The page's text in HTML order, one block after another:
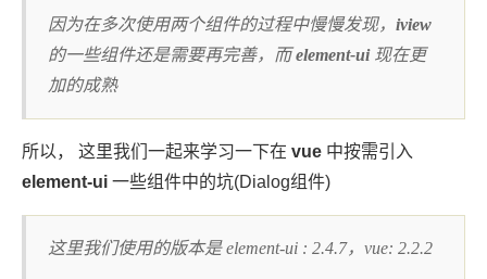
因为在多次使用两个组件的过程中慢慢发现， iview
的一些组件还是需要再完善，而element-ui现在更
加的成熟
所以， 这里我们一起来学习一下在 vue 中按需引入
element-ui 一些组件中的坑(Dialog组件)
这里我们使用的版本是 element-ui : 2.4.7，vue: 2.2.2